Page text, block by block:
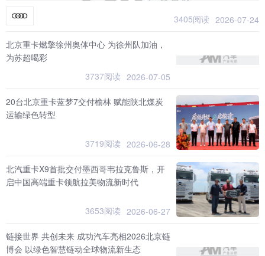
3405阅读 2026-07-24
北京重卡燃擎徐州奥体中心 为徐州队加油，
为苏超喝彩
3737阅读 2026-07-05
20台北京重卡蓝梦7交付榆林 赋能陕北煤炭
运输绿色转型
3719阅读 2026-06-28
北汽重卡X9首批交付墨西哥韦拉克鲁斯，开
启中国高端重卡领航拉美物流新时代
3653阅读 2026-06-27
链接世界 共创未来 成功汽车亮相2026北京链
博会 以绿色智慧链动全球物流新生态